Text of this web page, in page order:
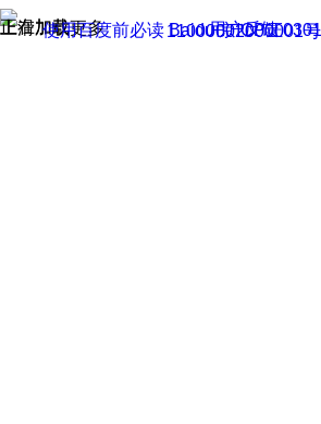
正在加载
上滑加载更多 用户反馈
使用百度前必读 Baidu 京ICP证
京公网安备11000002000001号